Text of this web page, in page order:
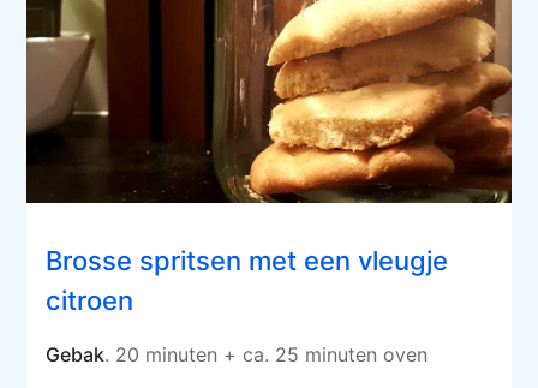
Brosse spritsen met een vleugje
citroen
Gebak. 20 minuten + ca. 25 minuten oven